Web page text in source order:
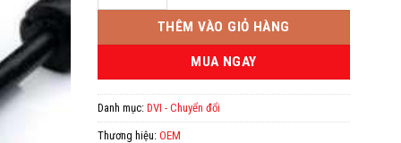
THÊM VÀO GIỎ HÀNG
MUA NGAY
Danh mục: DVI - Chuyển đổi
Thương hiệu: OEM